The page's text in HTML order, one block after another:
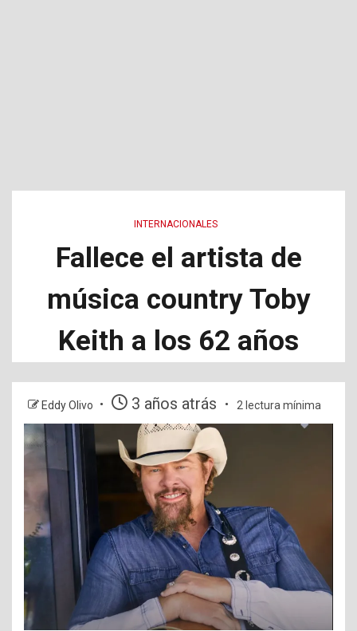
INTERNACIONALES
Fallece el artista de
música country Toby
Keith a los 62 años
Eddy Olivo 3 años atrás 2 lectura mínima